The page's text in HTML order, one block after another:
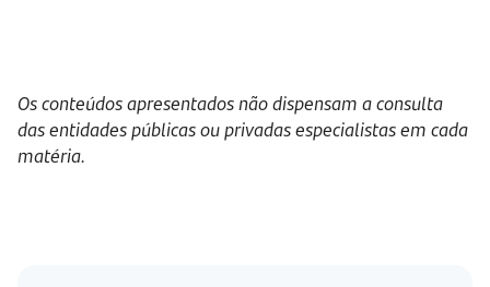
Os conteúdos apresentados não dispensam a consulta
das entidades públicas ou privadas especialistas em cada
matéria.